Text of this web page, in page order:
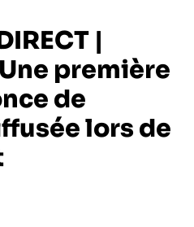
|
première
de
lors de